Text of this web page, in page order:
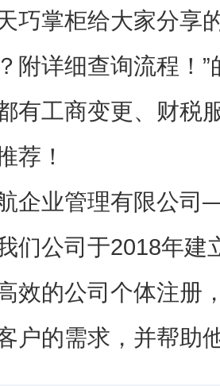
巧掌柜给大家分享
附详细查询流程！
有工商变更、财税
荐！
企业管理有限公
们公司于2018年建
效的公司个体注册
户的需求，并帮助